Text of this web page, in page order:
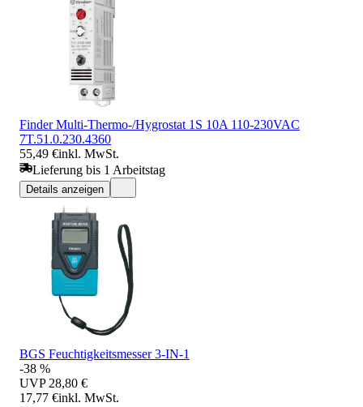
Finder Multi-Thermo-/Hygrostat 1S 10A 110-230VAC
7T.51.0.230.4360
55,49 €inkl. MwSt.
Lieferung bis 1 Arbeitstag
Details anzeigen
BGS Feuchtigkeitsmesser 3-IN-1
-38 %
UVP 28,80 €
17,77 €inkl. MwSt.